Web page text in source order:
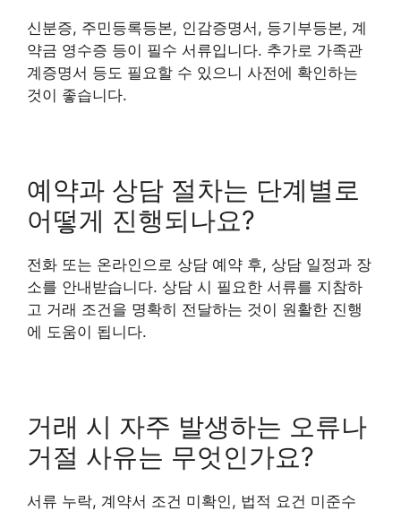
신분증, 주민등록등본, 인감증명서, 등기부등본, 계
약금 영수증 등이 필수 서류입니다. 추가로 가족관
계증명서 등도 필요할 수 있으니 사전에 확인하는
것이 좋습니다.
예약과 상담 절차는 단계별로
어떻게 진행되나요?
전화 또는 온라인으로 상담 예약 후, 상담 일정과 장
소를 안내받습니다. 상담 시 필요한 서류를 지참하
고 거래 조건을 명확히 전달하는 것이 원활한 진행
에 도움이 됩니다.
거래 시 자주 발생하는 오류나
거절 사유는 무엇인가요?
서류 누락, 계약서 조건 미확인, 법적 요건 미준수